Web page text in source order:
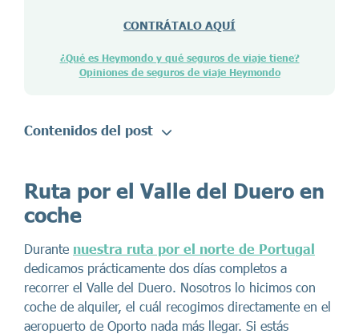
CONTRÁTALO AQUÍ
¿Qué es Heymondo y qué seguros de viaje tiene?
Opiniones de seguros de viaje Heymondo
Contenidos del post
Ruta por el Valle del Duero en
coche
Durante nuestra ruta por el norte de Portugal
dedicamos prácticamente dos días completos a
recorrer el Valle del Duero. Nosotros lo hicimos con
coche de alquiler, el cuál recogimos directamente en el
aeropuerto de Oporto nada más llegar. Si estás